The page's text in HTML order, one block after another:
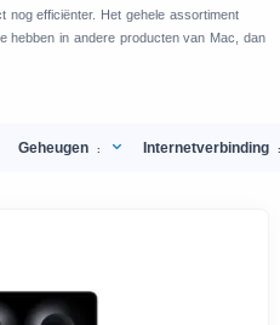
nog efficiënter. Het gehele assortiment
hebben in andere producten van Mac, dan
Geheugen : Internetverbinding